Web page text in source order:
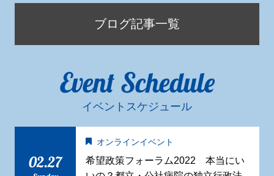
ブログ記事一覧
Event Schedule
イベントスケジュール
02.27
オンラインイベント
希望政策フォーラム2022 本当にい